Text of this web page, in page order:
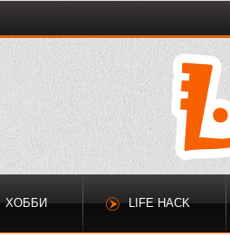
ХОББИ LIFE HACK